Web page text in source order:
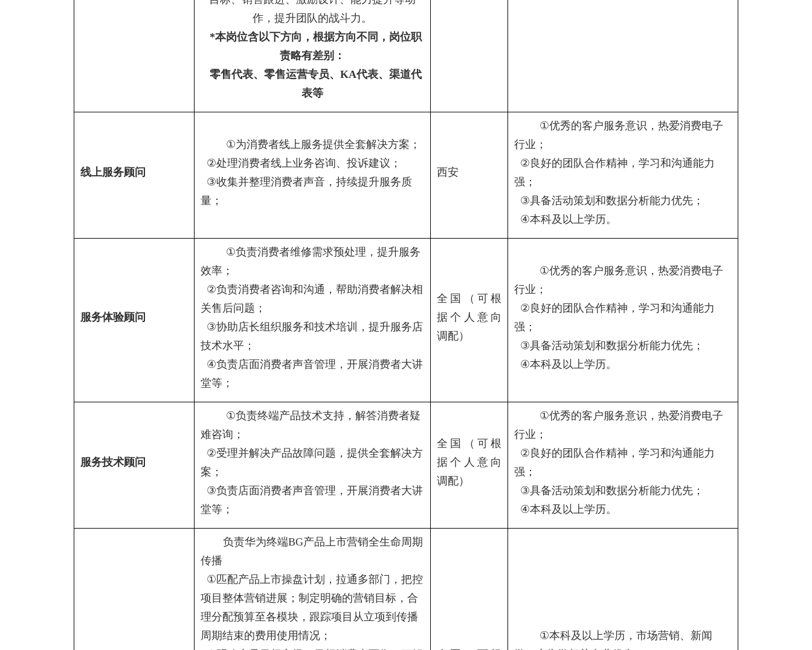
作，提升团队的战斗力。
*本岗位含以下方向，根据方向不同，岗位职
责略有差别：
零售代表、零售运营专员、 KA代表、渠道代
表等
线上服务顾问
①为消费者线上服务提供全套解决方案；
②处理消费者线上业务咨询、投诉建议；
③收集并整理消费者声音，持续提升服务质
量；
西安
①优秀的客户服务意识，热爱消费电子
行业；
② 良好的团队合作精神，学习和沟通能力
强；
③具备活动策划和数据分析能力优先；
④本科及以上学历。
服务体验顾问
①负责消费者维修需求预处理，提升服务
效率；
②负责消费者咨询和沟通，帮助消费者解决相
关售后问题；
③协助店长组织服务和技术培训，提升服务店
技术水平；
④负责店面消费者声音管理，开展消费者大讲
堂等；
全国（可根
据个人意向
调配）
①优秀的客户服务意识，热爱消费电子
行业；
② 良好的团队合作精神，学习和沟通能力
强；
③具备活动策划和数据分析能力优先；
④本科及以上学历。
服务技术顾问
①负责终端产品技术支持，解答消费者疑
难咨询；
②受理并解决产品故障问题，提供全套解决方
案；
③负责店面消费者声音管理，开展消费者大讲
堂等；
全国（可根
据个人意向
调配）
①优秀的客户服务意识，热爱消费电子
行业；
② 良好的团队合作精神，学习和沟通能力
强；
③具备活动策划和数据分析能力优先；
④本科及以上学历。
负责华为终端BG产品上市营销全生命周期
传播
① 匹配产品上市操盘计划，拉通多部门，把控
项目整体营销进展；制定明确的营销目标，合
理分配预算至各模块，跟踪项目从立项到传播
周期结束的费用使用情况；
①本科及以上学历，市场营销、新闻